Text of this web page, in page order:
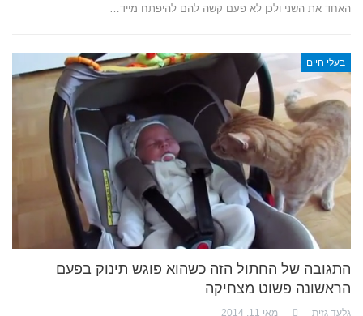
האחד את השני ולכן לא פעם קשה להם להיפתח מייד…
בעלי חיים
התגובה של החתול הזה כשהוא פוגש תינוק בפעם
הראשונה פשוט מצחיקה
גלעד גזית מאי 11, 2014